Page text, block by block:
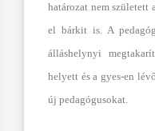
határozat nem
el bárkit is. A
álláshelynyi
helyett és a gyes-en
új pedagógusokat.